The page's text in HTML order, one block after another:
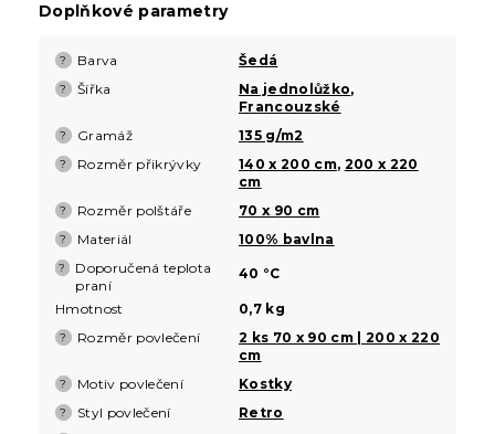
Doplňkové parametry
? Barva Šedá
? Šířka Na jednolůžko,
Francouzské
? Gramáž 135 g/m2
? Rozměr přikrývky 140 x 200 cm, 200 x 220
cm
? Rozměr polštáře 70 x 90 cm
? Materiál 100% bavlna
?
Doporučená teplota
praní
40 °C
Hmotnost 0,7 kg
? Rozměr povlečení
2 ks 70 x 90 cm | 200 x 220
cm
? Motiv povlečení Kostky
? Styl povlečení Retro